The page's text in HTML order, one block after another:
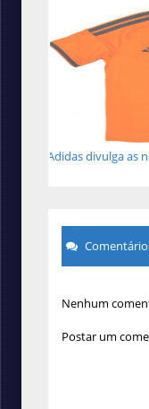
Adidas divulga as
Nenhum
Postar um